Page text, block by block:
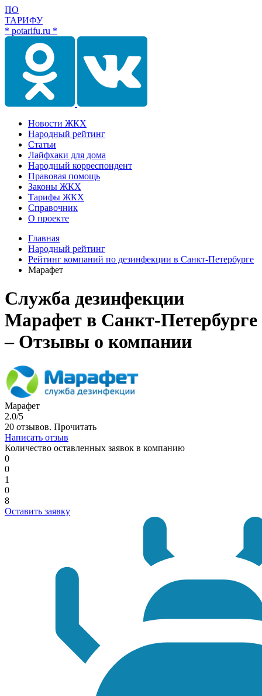
ПО
ТАРИФУ
* potarifu.ru *
Новости ЖКХ
Народный рейтинг
Статьи
Лайфхаки для дома
Народный корреспондент
Правовая помощь
Законы ЖКХ
Тарифы ЖКХ
Справочник
О проекте
Главная
Народный рейтинг
Рейтинг компаний по дезинфекции в Санкт-Петербурге
Марафет
Служба дезинфекции
Марафет в Санкт-Петербурге
– Отзывы о компании
Марафет
2.0/5
20 отзывов. Прочитать
Написать отзыв
Количество оставленных заявок в компанию
0
0
1
0
8
Оставить заявку